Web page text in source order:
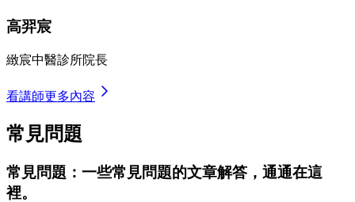
高羿宸
緻宸中醫診所院長
看講師更多內容
常見問題
常見問題：一些常見問題的文章解答，通通在這
裡。